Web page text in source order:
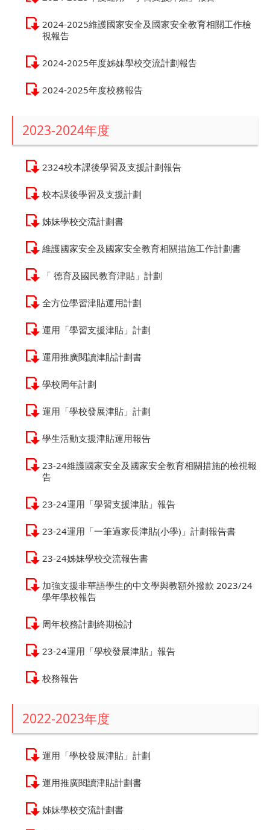
2024-2025維護國家安全及國家安全教育相關工作檢
視報告
2024-2025年度姊妹學校交流計劃報告
2024-2025年度校務報告
2023-2024年度
2324校本課後學習及支援計劃報告
校本課後學習及支援計劃
姊妹學校交流計劃書
維護國家安全及國家安全教育相關措施工作計劃書
「 德育及國民教育津貼」計劃
全方位學習津貼運用計劃
運用「學習支援津貼」計劃
運用推廣閱讀津貼計劃書
學校周年計劃
運用「學校發展津貼」計劃
學生活動支援津貼運用報告
23-24維護國家安全及國家安全教育相關措施的檢視報
告
23-24運用「學習支援津貼」報告
23-24運用「一筆過家長津貼(小學)」計劃報告書
23-24姊妹學校交流報告書
加強支援非華語學生的中文學與教額外撥款 2023/24
學年學校報告
周年校務計劃終期檢討
23-24運用「學校發展津貼」報告
校務報告
2022-2023年度
運用「學校發展津貼」計劃
運用推廣閱讀津貼計劃書
姊妹學校交流計劃書